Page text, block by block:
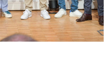
blättern